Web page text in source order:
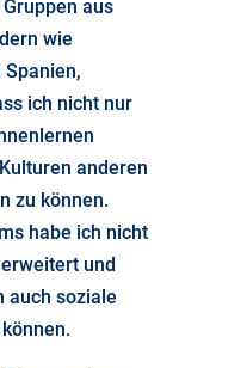
aus
wie
Spanien,
ich nicht nur
anderen
zu können.
habe ich nicht
und
auch soziale